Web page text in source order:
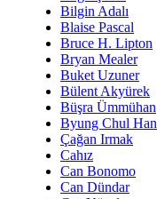
Bilgin Adalı
Blaise Pascal
Bruce H. Lipton
Bryan Mealer
Buket Uzuner
Bülent Akyürek
Büşra Ümmühan
Byung Chul Han
Çağan Irmak
Cahız
Can Bonomo
Can Dündar